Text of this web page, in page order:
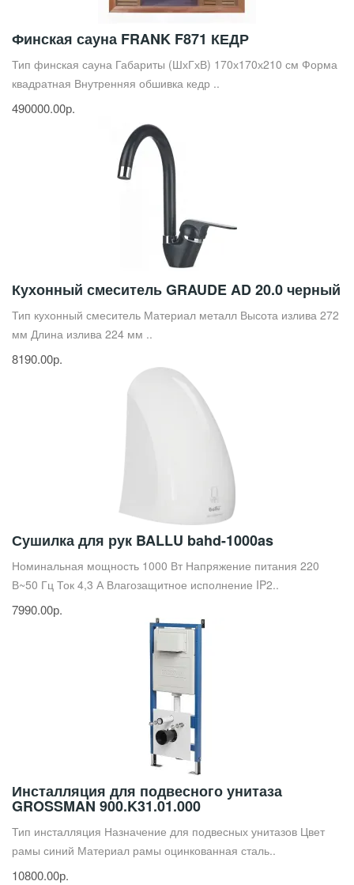
Финская сауна FRANK F871 КЕДР
Тип финская сауна Габариты (ШхГхВ) 170х170х210 см Форма
квадратная Внутренняя обшивка кедр ..
490000.00р.
Кухонный смеситель GRAUDE AD 20.0 черный
Тип кухонный смеситель Материал металл Высота излива 272
мм Длина излива 224 мм ..
8190.00р.
Сушилка для рук BALLU bahd-1000as
Номинальная мощность 1000 Вт Напряжение питания 220
В~50 Гц Ток 4,3 А Влагозащитное исполнение IP2..
7990.00р.
Инсталляция для подвесного унитаза
GROSSMAN 900.K31.01.000
Тип инсталляция Назначение для подвесных унитазов Цвет
рамы синий Материал рамы оцинкованная сталь..
10800.00р.